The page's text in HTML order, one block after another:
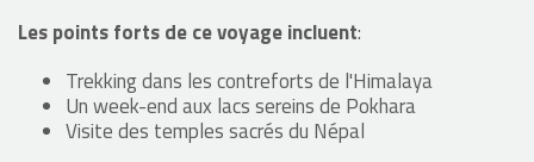
Les points forts de ce voyage incluent:
Trekking dans les contreforts de l'Himalaya
Un week-end aux lacs sereins de Pokhara
Visite des temples sacrés du Népal